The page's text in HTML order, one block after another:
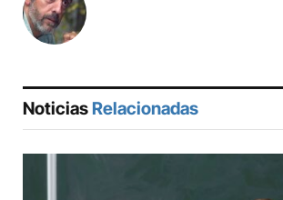
Noticias Relacionadas